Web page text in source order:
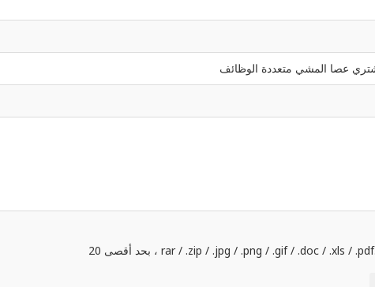
يدعم فقط .rar / .zip / .jpg / .png / .gif / .doc / .xls / .pdf ، بحد أقصى 20